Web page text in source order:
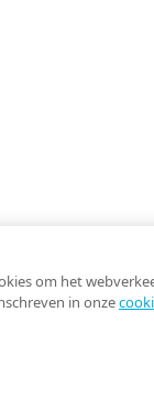
om het
in onze